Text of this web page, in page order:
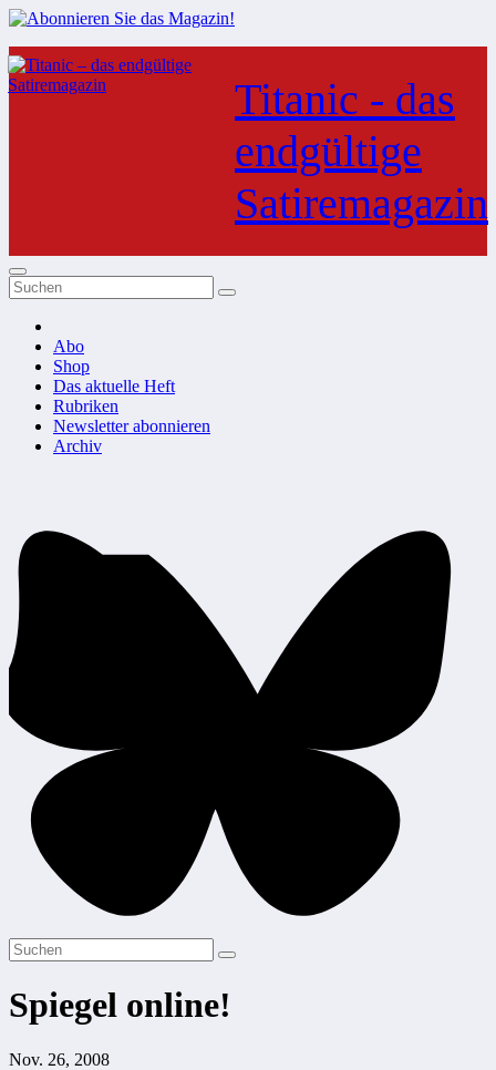
Zum
Inhalt
springen
Titanic - das
endgültige
Satiremagazin
Abo
Shop
Das aktuelle Heft
Rubriken
Newsletter abonnieren
Archiv
Spiegel online!
Nov. 26, 2008